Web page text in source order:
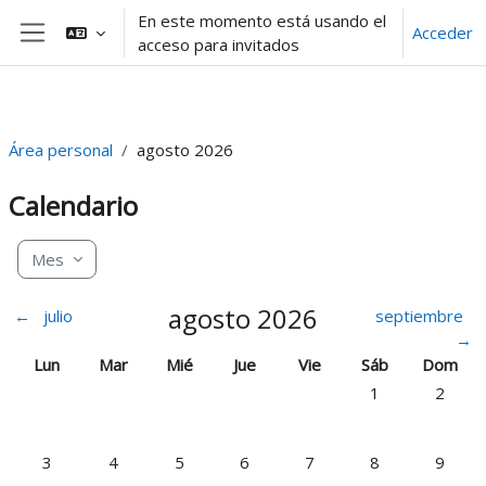
Salta al contenido principal
🚧 Mantenimiento programado: domingo 10:00 - 12:00
Panel lateral
En este momento está usando el
acceso para invitados
Acceder
Área personal agosto 2026
Calendario
Mes
← julio agosto 2026
septiembre
→
Lunes
Lun Martes
Mar Miércoles
Mié Jueves
Jue Viernes
Vie Sábado
Sáb
Dom
Sin eventos,
1 Sin
2
Sin eventos, lunes, 3 agosto
3 Sin eventos, martes, 4 agosto
4 Sin eventos, miércoles, 5 agosto
5 Sin eventos, jueves, 6 agosto
6 Sin eventos, viernes, 7
7 Sin eventos,
8 Sin
9